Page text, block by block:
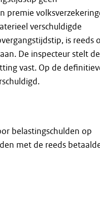
premie
verschuldigde
is reeds
De inspecteur stelt de
vast. Op de
belastingschulden op
met de reeds